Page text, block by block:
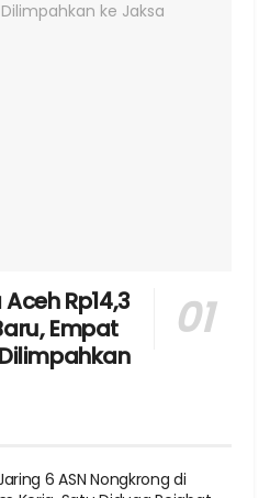
Rp14,3
Empat
6 ASN Nongkrong di